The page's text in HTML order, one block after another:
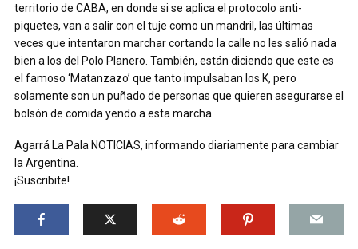
territorio de CABA, en donde si se aplica el protocolo anti-
piquetes, van a salir con el tuje como un mandril, las últimas
veces que intentaron marchar cortando la calle no les salió nada
bien a los del Polo Planero. También, están diciendo que este es
el famoso ‘Matanzazo’ que tanto impulsaban los K, pero
solamente son un puñado de personas que quieren asegurarse el
bolsón de comida yendo a esta marcha
Agarrá La Pala NOTICIAS, informando diariamente para cambiar
la Argentina.
¡Suscribite!